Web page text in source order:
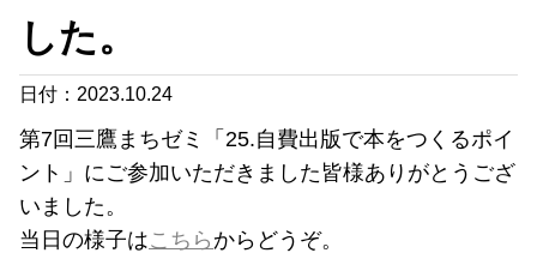
した。
日付：2023.10.24
第7回三鷹まちゼミ「25.自費出版で本をつくるポイ
ント」にご参加いただきました皆様ありがとうござ
いました。
当日の様子はこちらからどうぞ。